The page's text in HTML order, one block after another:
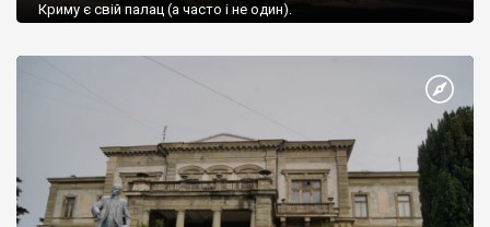
Криму є свій палац (а часто і не один).